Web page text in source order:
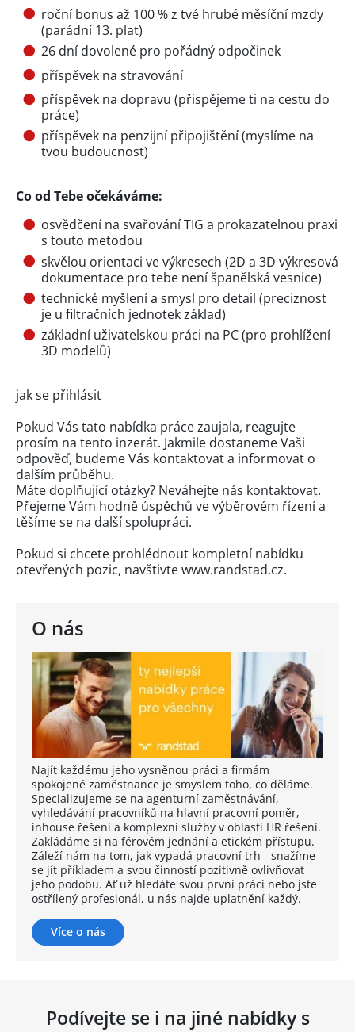
O nás
Najít každému jeho vysněnou práci a firmám
spokojené zaměstnance je smyslem toho, co děláme.
Specializujeme se na agenturní zaměstnávání,
vyhledávání pracovníků na hlavní pracovní poměr,
inhouse řešení a komplexní služby v oblasti HR řešení.
Zakládáme si na férovém jednání a etickém přístupu.
Záleží nám na tom, jak vypadá pracovní trh - snažíme
se jít příkladem a svou činností pozitivně ovlivňovat
jeho podobu. Ať už hledáte svou první práci nebo jste
ostřílený profesionál, u nás najde uplatnění každý.
Více o nás
roční bonus až 100 % z tvé hrubé měsíční mzdy
(parádní 13. plat)
26 dní dovolené pro pořádný odpočinek
příspěvek na stravování
příspěvek na dopravu (přispějeme ti na cestu do
práce)
příspěvek na penzijní připojištění (myslíme na
tvou budoucnost)
Co od Tebe očekáváme:
osvědčení na svařování TIG a prokazatelnou praxi
s touto metodou
skvělou orientaci ve výkresech (2D a 3D výkresová
dokumentace pro tebe není španělská vesnice)
technické myšlení a smysl pro detail (preciznost
je u filtračních jednotek základ)
základní uživatelskou práci na PC (pro prohlížení
3D modelů)
jak se přihlásit
Pokud Vás tato nabídka práce zaujala, reagujte
prosím na tento inzerát. Jakmile dostaneme Vaši
odpověď, budeme Vás kontaktovat a informovat o
dalším průběhu.
Máte doplňující otázky? Neváhejte nás kontaktovat.
Přejeme Vám hodně úspěchů ve výběrovém řízení a
těšíme se na další spolupráci.
Pokud si chcete prohlédnout kompletní nabídku
otevřených pozic, navštivte www.randstad.cz.
Podívejte se i na jiné nabídky s